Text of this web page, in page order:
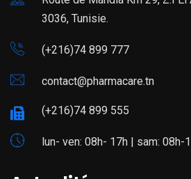
3036, Tunisie.
(+216)74 899 777
contact@pharmacare.tn
(+216)74 899 555
lun- ven: 08h- 17h | sam: 08h-